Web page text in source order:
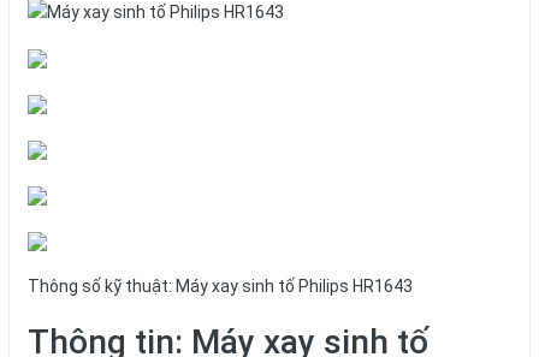
Thông số kỹ thuật: Máy xay sinh tố Philips HR1643
Thông tin: Máy xay sinh tố